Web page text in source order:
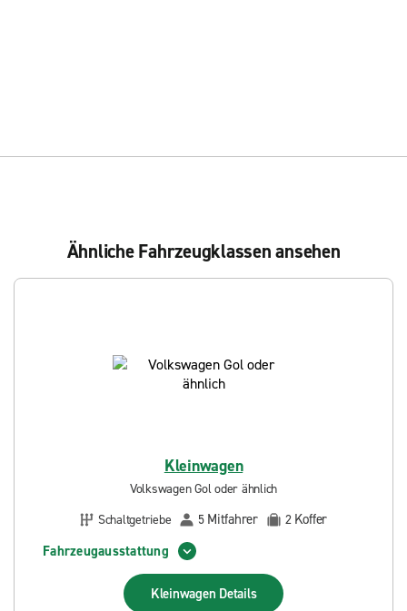
Ähnliche Fahrzeugklassen ansehen
Kleinwagen
Volkswagen Gol oder ähnlich
Schaltgetriebe
5 Mitfahrer 2 Koffer
Fahrzeugausstattung
Kleinwagen Details